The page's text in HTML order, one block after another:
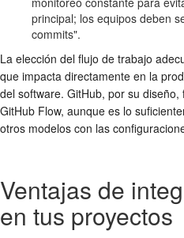
principal; los equipos deben
commits".
La elección del flujo de trabajo
que impacta directamente en la
del software. GitHub, por su
GitHub Flow, aunque es lo
otros modelos con las
Ventajas de
en tus proyectos